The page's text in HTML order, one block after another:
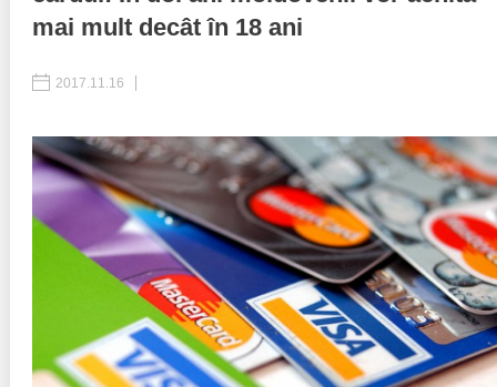
Inițiative desfășurate
Manual de proceduri
Note & poziții​
Organigrama IDIS
Anunțuri
Politici regionale
Bunele practici
Laborator sociometric
Transparența guvernării locale
People Watch
Proces democratic
Agenda Națională de Business
mai mult decât în 18 ani
2017.11.16